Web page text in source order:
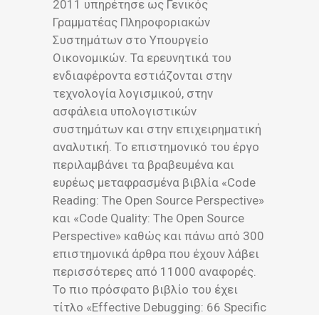
2011 υπηρέτησε ως Γενικός
Γραμματέας Πληροφοριακών
Συστημάτων στο Υπουργείο
Οικονομικών. Τα ερευνητικά του
ενδιαφέροντα εστιάζονται στην
τεχνολογία λογισμικού, στην
ασφάλεια υπολογιστικών
συστημάτων και στην επιχειρηματική
αναλυτική. Το επιστημονικό του έργο
περιλαμβάνει τα βραβευμένα και
ευρέως μεταφρασμένα βιβλία «Code
Reading: The Open Source Perspective»
και «Code Quality: The Open Source
Perspective» καθώς και πάνω από 300
επιστημονικά άρθρα που έχουν λάβει
περισσότερες από 11000 αναφορές.
Το πιο πρόσφατο βιβλίο του έχει
τίτλο «Effective Debugging: 66 Specific